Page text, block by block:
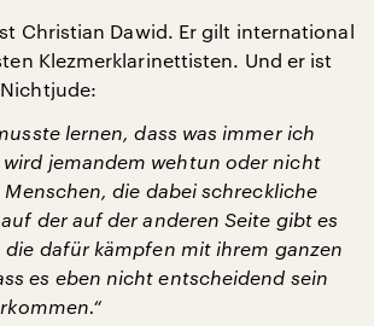
Christian Dawid. Er gilt international
Klezmerklarinettisten. Und er ist
lernen, dass was immer ich
jemandem wehtun oder nicht
die dabei schreckliche
der auf der anderen Seite gibt es
die dafür kämpfen mit ihrem ganzen
es eben nicht entscheidend sein